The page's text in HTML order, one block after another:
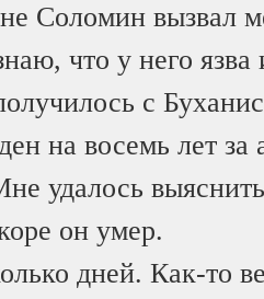
Соломин вызвал
что у него
с
на восемь лет за
удалось
он умер.
дней. Как-то